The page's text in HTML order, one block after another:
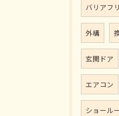
バリアフ
外構
玄関ドア
エアコン
ショール